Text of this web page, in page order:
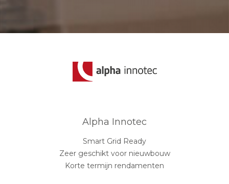
Alpha Innotec
Smart Grid Ready
Zeer geschikt voor nieuwbouw
Korte termijn rendamenten